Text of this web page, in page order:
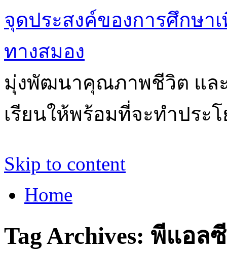
จุดประสงค์ของการศึกษา
ทางสมอง
มุ่งพัฒนาคุณภาพชีวิต แล
เรียนให้พร้อมที่จะทำประ
Skip to content
Home
Tag Archives: พีแอลซี